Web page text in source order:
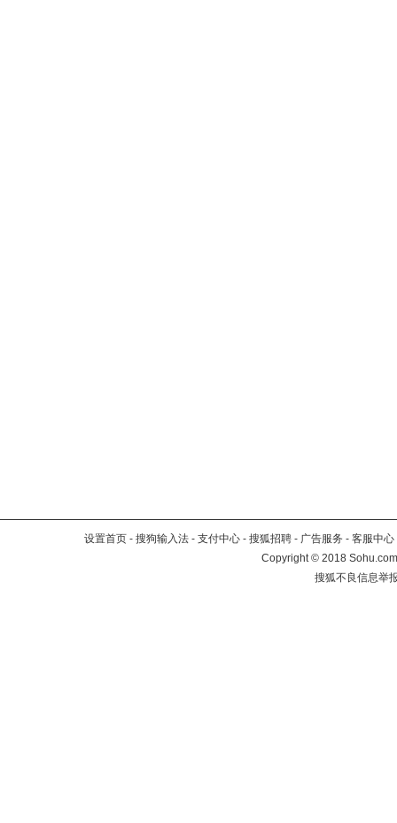
设置首页 - 搜狗输入法 - 支付中心 - 搜狐招聘 - 广告服务 - 客服中心
Copyright©2018
搜狐不良信息举